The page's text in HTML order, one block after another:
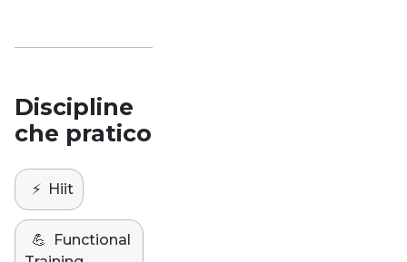
Discipline
che pratico
⚡️ Hiit
💪
Functional